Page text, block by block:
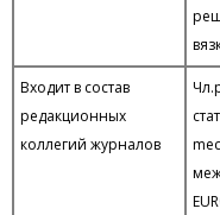
Входит в состав
редакционных
коллегий журналов